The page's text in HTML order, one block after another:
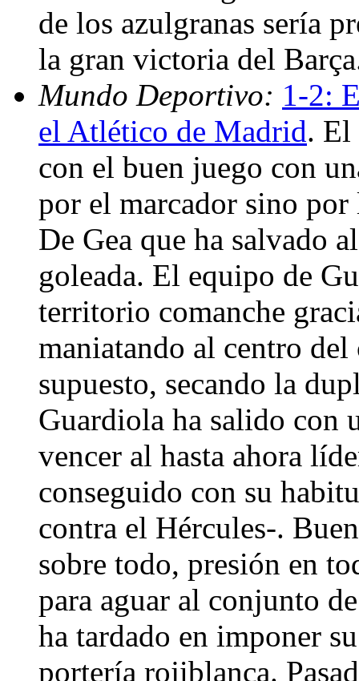
de los azulgranas sería
la gran victoria del
Mundo Deportivo: 1-2:
el Atlético de Madrid. El
con el buen juego con
por el marcador sino por
De Gea que ha salvado
goleada. El equipo de
territorio comanche
maniatando al centro
supuesto, secando la
Guardiola ha salido con
vencer al hasta ahora
conseguido con su
contra el Hércules-.
sobre todo, presión en
para aguar al conjunto
ha tardado en imponer
portería rojiblanca.